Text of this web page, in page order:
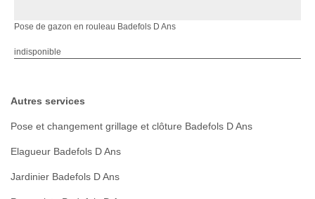
Pose de gazon en rouleau Badefols D Ans
indisponible
Autres services
Pose et changement grillage et clôture Badefols D Ans
Elagueur Badefols D Ans
Jardinier Badefols D Ans